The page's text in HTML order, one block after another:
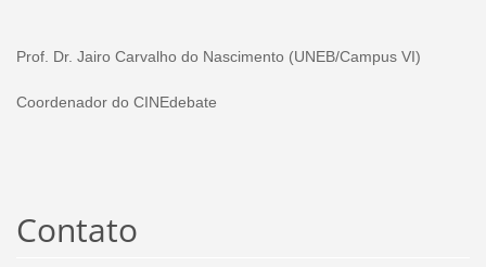
Prof. Dr. Jairo Carvalho do Nascimento (UNEB/Campus VI)
Coordenador do CINEdebate
Contato